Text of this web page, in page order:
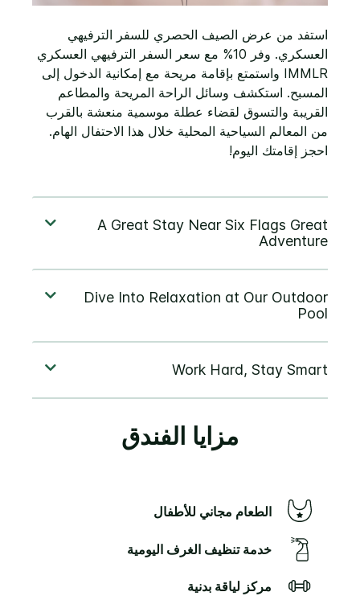
استفد من عرض الصيف الحصري للسفر الترفيهي
العسكري. وفر 10% مع سعر السفر الترفيهي العسكري
IMMLR واستمتع بإقامة مريحة مع إمكانية الدخول إلى
المسبح. استكشف وسائل الراحة المريحة والمطاعم
القريبة والتسوق لقضاء عطلة موسمية منعشة بالقرب
من المعالم السياحية المحلية خلال هذا الاحتفال الهام.
احجز إقامتك اليوم!
مزايا الفندق
الطعام مجاني للأطفال
خدمة تنظيف الغرف اليومية
مركز لياقة بدنية